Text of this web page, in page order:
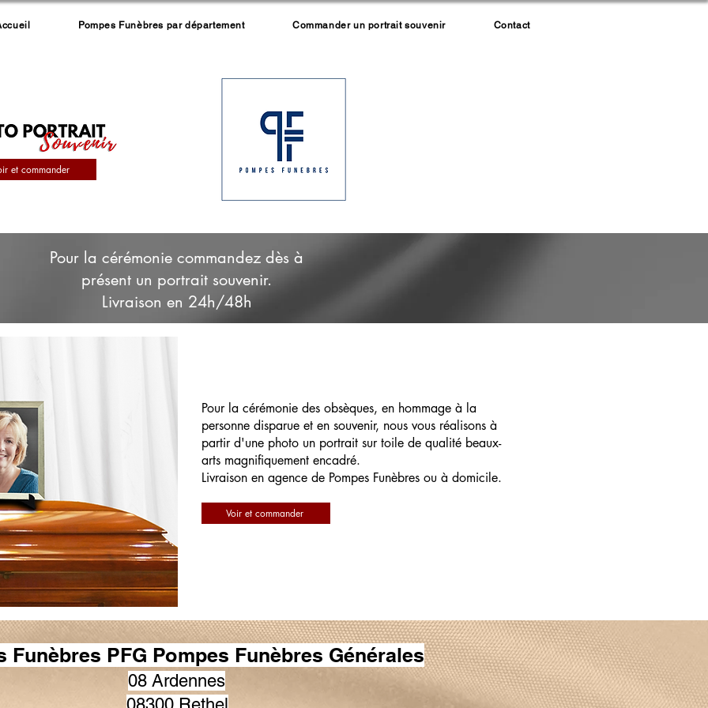
Pompes Funèbres par département Commander un portrait souvenir Contact
et commander
Pour la cérémonie commandez dès à
présent un portrait souvenir.
Livraison en 24h/48h
Pour la cérémonie des obsèques, en hommage à la
personne disparue et en souvenir, nous vous réalisons à
partir d'une photo un portrait sur toile de qualité beaux-
arts magnifiquement encadré.
Livraison en agence de Pompes Funèbres ou à domicile.
Voir et commander
Funèbres PFG Pompes Funèbres Générales
08 Ardennes